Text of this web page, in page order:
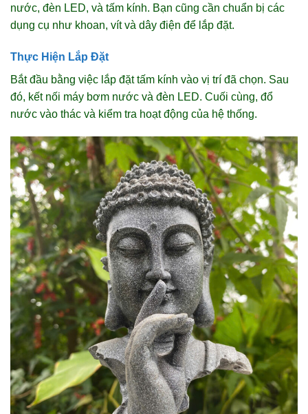
nước, đèn LED, và tấm kính. Bạn cũng cần chuẩn bị các
dụng cụ như khoan, vít và dây điện để lắp đặt.
Thực Hiện Lắp Đặt
Bắt đầu bằng việc lắp đặt tấm kính vào vị trí đã chọn. Sau
đó, kết nối máy bơm nước và đèn LED. Cuối cùng, đổ
nước vào thác và kiểm tra hoạt động của hệ thống.